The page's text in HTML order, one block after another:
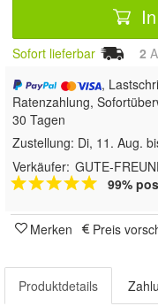
Sofort lieferbar 2
,
Ratenzahlung,
30 Tagen
Zustellung: Di, 11. Aug.
Verkäufer: GUTE-
99%
Merken Preis
Produktdetails